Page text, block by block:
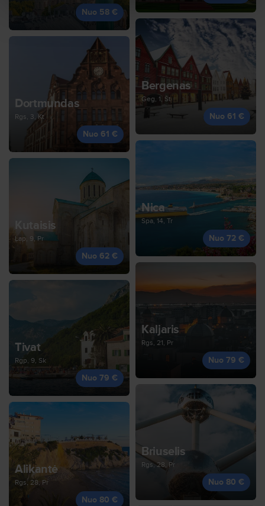
Nuo 58 €
Dortmundas
Rgs, 3, Kt
Nuo 61 €
Bergenas
Geg, 1, Št
Nuo 61 €
Kutaisis
Lap, 9, Pr
Nuo 62 €
Nica
Spa, 14, Tr
Nuo 72 €
Tivat
Rgp, 9, Sk
Nuo 79 €
Kaljaris
Rgs, 21, Pr
Nuo 79 €
Alikantė
Rgs, 28, Pr
Nuo 80 €
Briuselis
Rgs, 28, Pr
Nuo 80 €